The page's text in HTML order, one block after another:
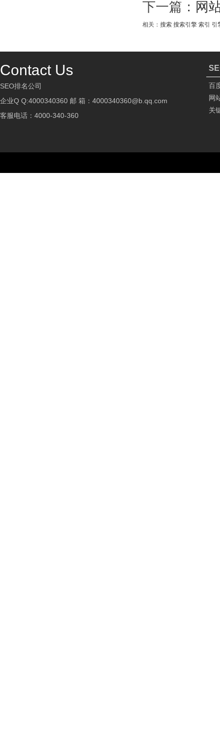
下一篇： 网
相关： 搜索 搜索引擎 索引 引
Contact Us
SEO排名公司
企业Q Q:4000340360 邮 箱：4000340360@b.qq.com
客服电话：4000-340-360
百
网
关